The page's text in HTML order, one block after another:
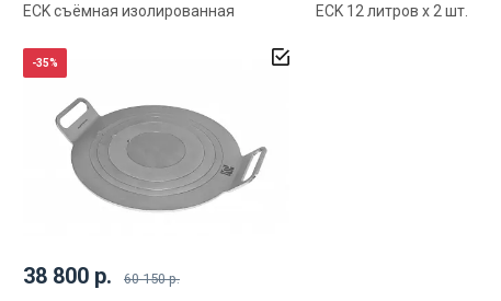
ECK съёмная изолированная
ECK 12 литров x 2 шт.
38 800 р. 60 150 р.
-35%